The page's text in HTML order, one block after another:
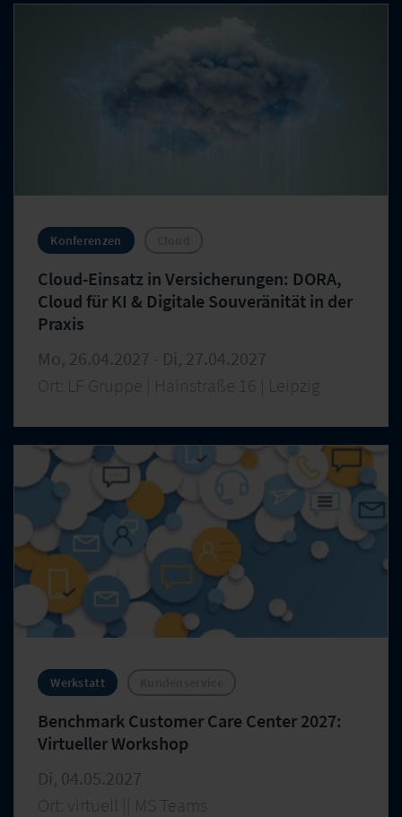
Konferenzen
Cloud-Einsatz in Versicherungen: DORA,
Cloud für KI & Digitale Souveränität in der
Praxis
Mo, 26.04.2027 - Di, 27.04.2027
Ort: LF Gruppe | Hainstraße 16 | Leipzig
Werkstatt
Benchmark Customer Care Center 2027:
Virtueller Workshop
Di, 04.05.2027
Ort: virtuell || MS Teams